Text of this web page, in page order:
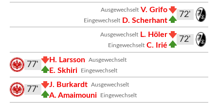
72'
Ausgewechselt V. Grifo
Eingewechselt D. Scherhant
72'
Ausgewechselt L. Höler
Eingewechselt C. Irié
Ausgewechselt
H. Larsson
Eingewechselt
E. Skhiri
77'
Ausgewechselt
J. Burkardt
Eingewechselt
A. Amaimouni
77'